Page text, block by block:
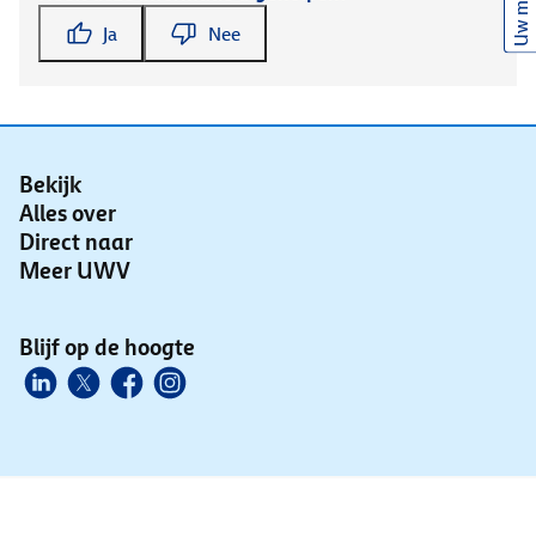
Ja Nee
Bekijk
Alles over
Direct naar
Meer UWV
Blijf op de hoogte